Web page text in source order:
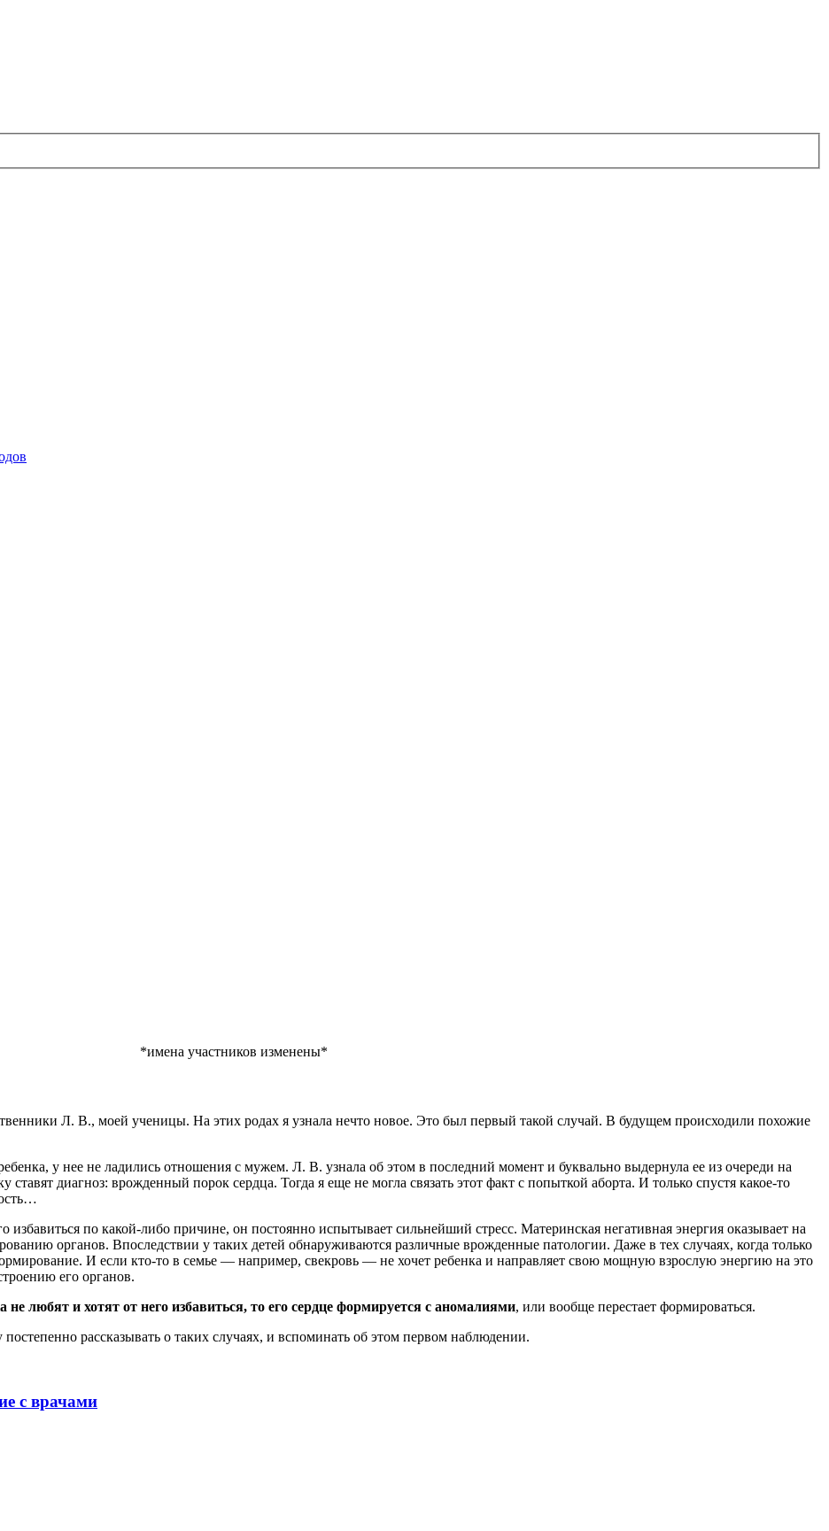
*имена участников изменены*
Л. В., моей ученицы. На этих родах я узнала нечто новое. Это был первый такой случай. В будущем происходили похожие
у нее не ладились отношения с мужем. Л. В. узнала об этом в последний момент и буквально выдернула ее из очереди на
диагноз: врожденный порок сердца. Тогда я еще не могла связать этот факт с попыткой аборта. И только спустя какое-то
избавиться по какой-либо причине, он постоянно испытывает сильнейший стресс. Материнская негативная энергия оказывает на
органов. Впоследствии у таких детей обнаруживаются различные врожденные патологии. Даже в тех случаях, когда только
И если кто-то в семье — например, свекровь — не хочет ребенка и направляет свою мощную взрослую энергию на это
его органов.
не любят и хотят от него избавиться, то его сердце формируется с аномалиями, или вообще перестает формироваться.
рассказывать о таких случаях, и вспоминать об этом первом наблюдении.
с врачами